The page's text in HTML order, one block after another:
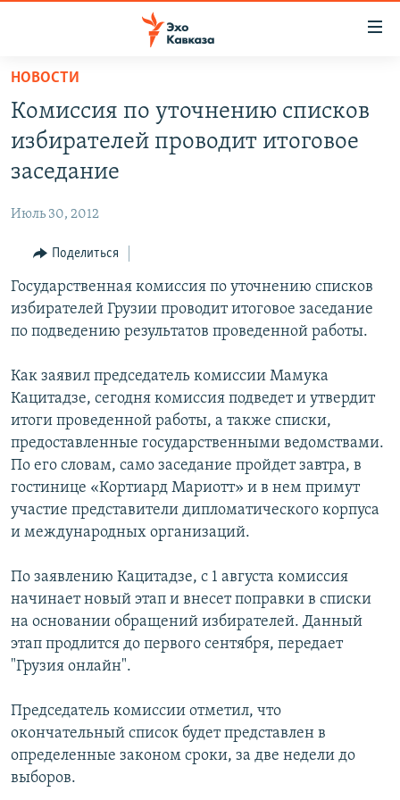
Вернуться
основному
содержанию
Вернутся
главной
Вернутся
поиску
ТБИЛИСИ
СУХУМИ
ВЕСЬ КАВКАЗ
СЕВЕРНЫЙ КАВКАЗ
АРМЕНИЯ
АЗЕРБАЙДЖАН
ТЕМЫ
ПОЛИТИКА
ЭКОНОМИКА
КУЛЬТУРА
СПОРТ
МИР
РУБРИКИ
НЕКРУГЛЫЙ СТОЛ
ПОЗИЦИЯ
БЛОГИ
ГОЛОСА
ЧИТАЕМ ПРЕССУ
МУЛЬТИМЕДИА
ФОТО
ПОДКАСТЫ
АРХИВ РАДИОПРОГРАММЫ
ПРИСОЕДИНЯЙТЕСЬ!
Все сайты РСЕ/РС
НОВОСТИ
Комиссия по уточнению списков
избирателей проводит итоговое
заседание
Июль 30, 2012
Поделиться
Государственная комиссия по уточнению списков
избирателей Грузии проводит итоговое заседание
по подведению результатов проведенной работы.
Как заявил председатель комиссии Мамука
Кацитадзе, сегодня комиссия подведет и утвердит
итоги проведенной работы, а также списки,
предоставленные государственными ведомствами.
По его словам, само заседание пройдет завтра, в
гостинице «Кортиард Мариотт» и в нем примут
участие представители дипломатического корпуса
и международных организаций.
По заявлению Кацитадзе, с 1 августа комиссия
начинает новый этап и внесет поправки в списки
на основании обращений избирателей. Данный
этап продлится до первого сентября, передает
"Грузия онлайн".
Председатель комиссии отметил, что
окончательный список будет представлен в
определенные законом сроки, за две недели до
выборов.